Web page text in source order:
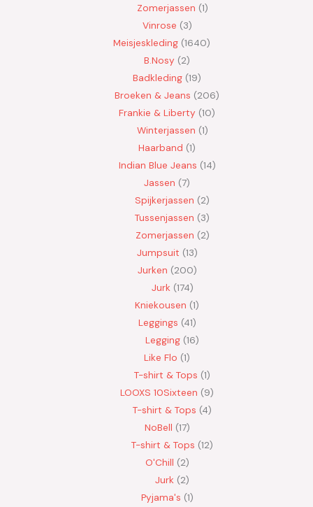
Zomerjassen 1
Vinrose 3
Meisjeskleding 1640
B.Nosy
2
Badkleding 19
Broeken & Jeans
206
Frankie & Liberty 10
Winterjassen 1
Haarband 1
Indian Blue Jeans 14
Jassen 7
Spijkerjassen
2
Tussenjassen
3
Zomerjassen 2
Jumpsuit 13
Jurken 200
Jurk 174
Kniekousen 1
Leggings 41
Legging 16
Like Flo 1
T-shirt & Tops 1
LOOXS 10Sixteen
9
T-shirt & Tops 4
NoBell 17
T-shirt & Tops 12
O'Chill 2
Jurk 2
Pyjama's 1